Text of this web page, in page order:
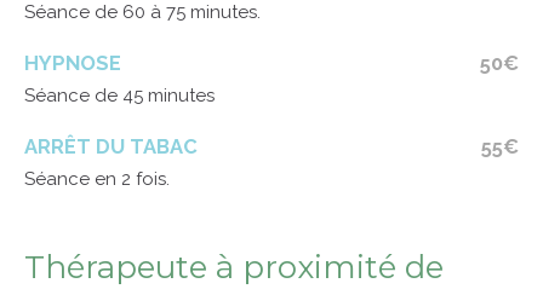
Séance de 60 à 75 minutes.
50€
HYPNOSE
Séance de 45 minutes
55€
ARRÊT DU TABAC
Séance en 2 fois.
Thérapeute à proximité de